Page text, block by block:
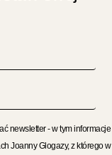
newsletter - w tym informacje
Joanny Glogazy, z którego w